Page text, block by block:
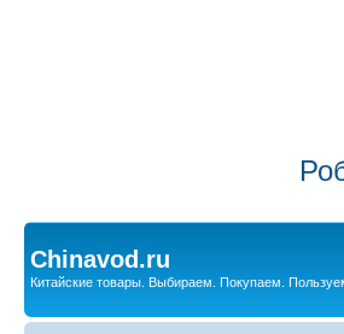
Chinavod.ru
Китайские товары. Выбираем. Покупаем.